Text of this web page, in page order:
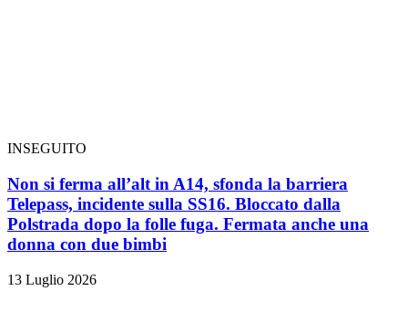
INSEGUITO
Non si ferma all’alt in A14, sfonda la barriera
Telepass, incidente sulla SS16. Bloccato dalla
Polstrada dopo la folle fuga. Fermata anche una
donna con due bimbi
13 Luglio 2026